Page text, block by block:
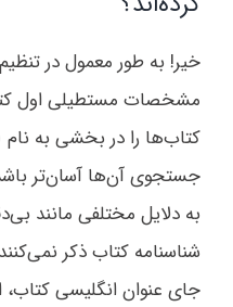
خیر! به طور معمول در
مشخصات مستطیلی اول
کتاب‌ها را در بخشی به
جستجوی آن‌ها آسان‌تر
به دلایل مختلفی مانند
شناسنامه کتاب ذکر
جای عنوان انگلیسی کتاب،